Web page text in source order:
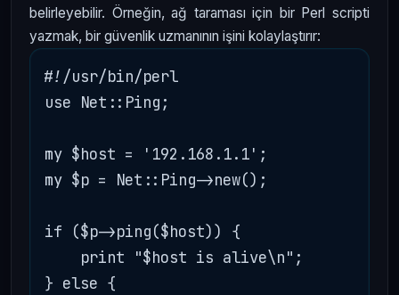
belirleyebilir. Örneğin, ağ taraması için bir Perl scripti
yazmak, bir güvenlik uzmanının işini kolaylaştırır:
#!/usr/bin/perl
use Net::Ping;
my $host = '192.168.1.1';
my $p = Net::Ping->new();
if ($p->ping($host)) {
    print "$host is alive\n";
} else {